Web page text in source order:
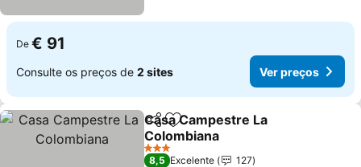
De € 91
Consulte os preços de 2 sites Ver preços
PartilharAdicionar aos favoritos
Casa Campestre La
Colombiana
Ver preços
3 Estrelas
8,5 Excelente
127